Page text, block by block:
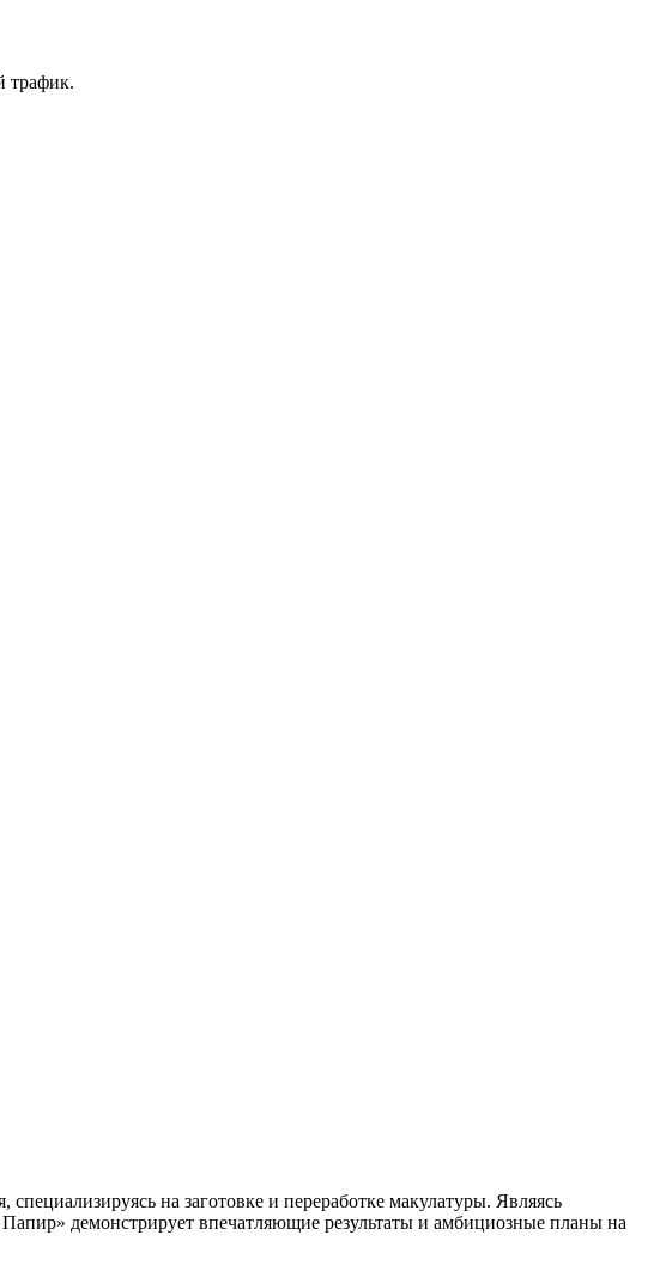
трафик.
на заготовке и переработке макулатуры. Являясь
демонстрирует впечатляющие результаты и амбициозные планы на